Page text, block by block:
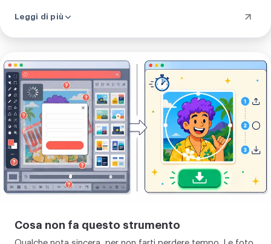
con un colore di sfondo che fissi tu. La selezione rotonda
telefono. L'esportazione resta in alta risoluzione, il tuo
ritaglio rotondo resta nitido dalla miniatura piccola del feed
fino alla vista grande del profilo.
Leggi di più
Vedere
limiti
dello
strumento
Cosa non fa questo strumento